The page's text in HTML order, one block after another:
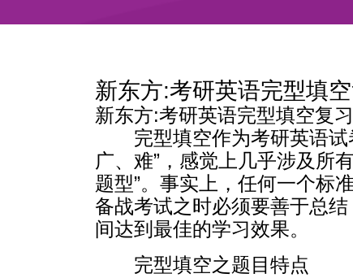
新东方:考研英语完型填
新东方:考研英语完型填空复
完型填空作为考研英语试
广、难”，感觉上几乎涉及所
题型”。事实上，任何一个标
备战考试之时必须要善于总
间达到最佳的学习效果。
完型填空之题目特点